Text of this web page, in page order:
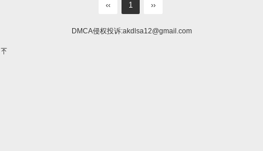
‹‹ 1 ››
DMCA侵权投诉:akdlsa12@gmail.com